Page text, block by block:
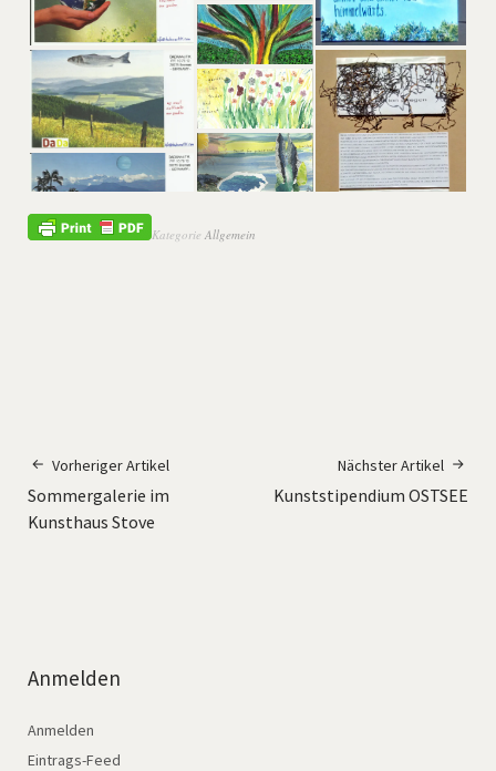
Kategorie Allgemein
Vorheriger Artikel
Sommergalerie im
Kunsthaus Stove
Nächster Artikel
Kunststipendium OSTSEE
Anmelden
Anmelden
Eintrags-Feed